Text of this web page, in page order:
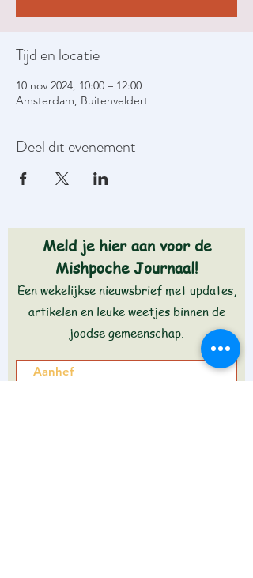
Tijd en locatie
10 nov 2024, 10:00 – 12:00
Amsterdam, Buitenveldert
Deel dit evenement
Meld je hier aan voor de
Mishpoche Journaal!
Een wekelijkse nieuwsbrief met updates,
artikelen en leuke weetjes binnen de
joodse gemeenschap.